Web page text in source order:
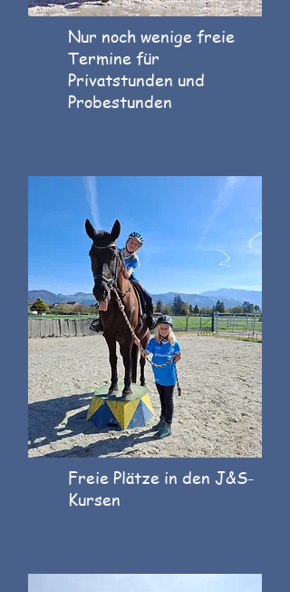
Nur noch wenige freie
Termine für
Privatstunden und
Probestunden
Freie Plätze in den J&S-
Kursen